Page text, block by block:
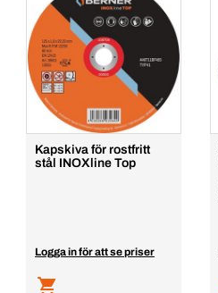
Kapskiva för rostfritt
stål INOXline Top
Logga in för att se priser